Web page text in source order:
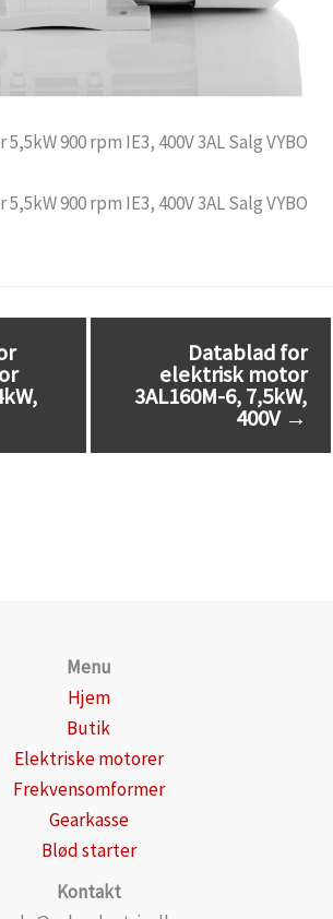
Datablad for
elektrisk motor
3AL160M-6, 7,5kW,
400V →
Menu
Hjem
Butik
Elektriske motorer
Frekvensomformer
Gearkasse
Blød starter
Kontakt